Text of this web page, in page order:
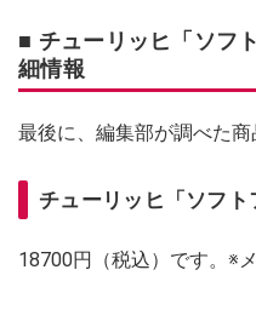
■ チューリッヒ「ソフ
細情報
最後に、編集部が調べた
チューリッヒ「ソフト
18700円（税込）です。※